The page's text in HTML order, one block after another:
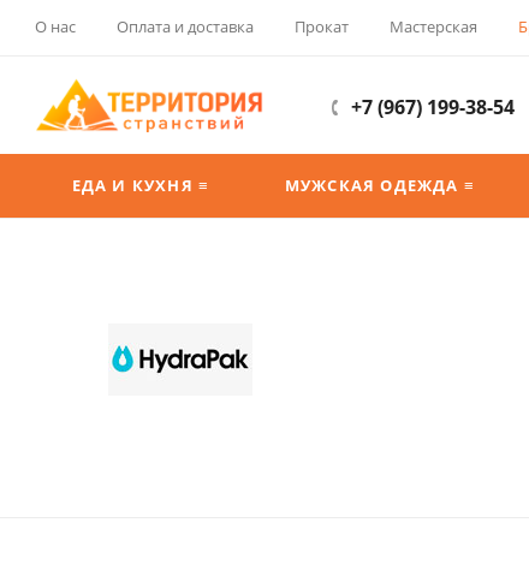
О нас Оплата и доставка Прокат Мастерская
+7 (967) 199-38-54
ЕДА И КУХНЯ ≡ МУЖСКАЯ ОДЕЖДА ≡